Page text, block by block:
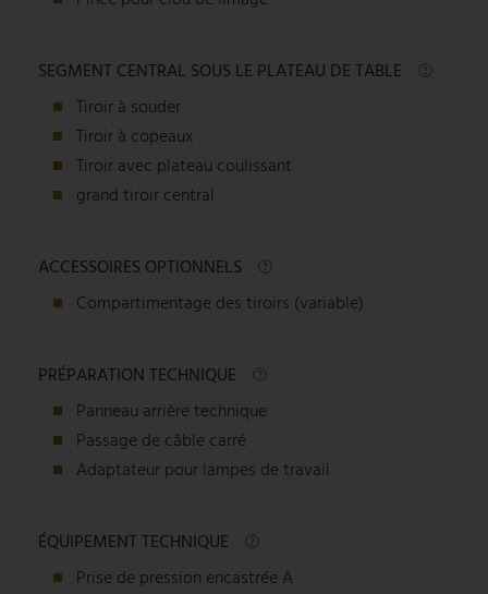
SEGMENT CENTRAL SOUS LE PLATEAU DE TABLE
Tiroir à souder
Tiroir à copeaux
Tiroir avec plateau coulissant
grand tiroir central
ACCESSOIRES OPTIONNELS
Compartimentage des tiroirs (variable)
PRÉPARATION TECHNIQUE
Panneau arrière technique
Passage de câble carré
Adaptateur pour lampes de travail
ÉQUIPEMENT TECHNIQUE
Prise de pression encastrée A